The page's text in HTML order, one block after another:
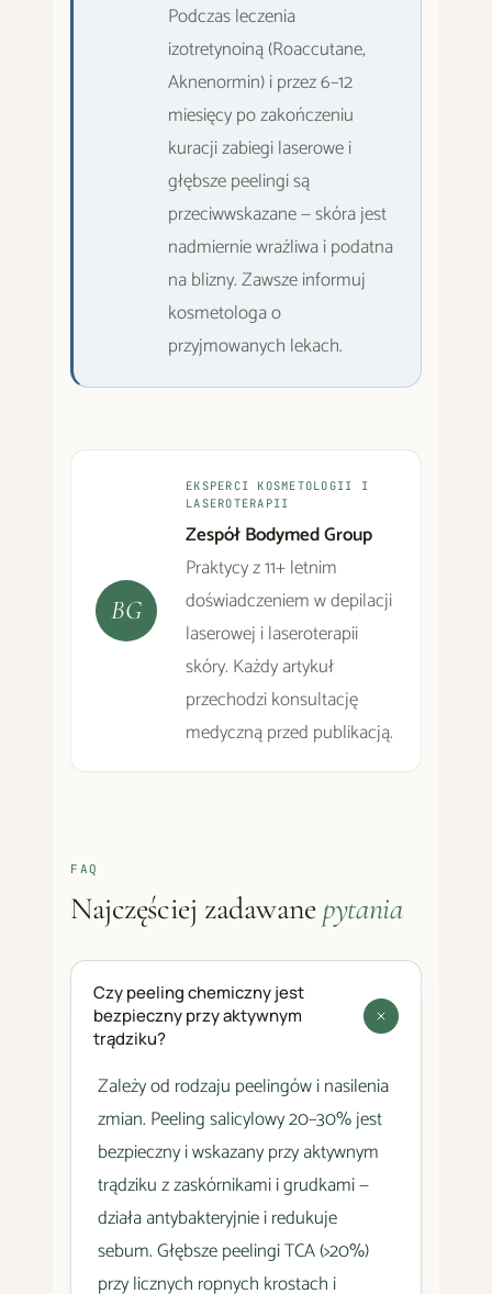
Podczas leczenia
izotretynoiną (Roaccutane,
Aknenormin) i przez 6–12
miesięcy po zakończeniu
kuracji zabiegi laserowe i
głębsze peelingi są
przeciwwskazane — skóra jest
nadmiernie wrażliwa i podatna
na blizny. Zawsze informuj
kosmetologa o
przyjmowanych lekach.
BG
EKSPERCI KOSMETOLOGII I
LASEROTERAPII
Zespół Bodymed Group
Praktycy z 11+ letnim
doświadczeniem w depilacji
laserowej i laseroterapii
skóry. Każdy artykuł
przechodzi konsultację
medyczną przed publikacją.
FAQ
Najczęściej zadawane pytania
Czy peeling chemiczny jest
bezpieczny przy aktywnym
trądziku?
Zależy od rodzaju peelingów i nasilenia
zmian. Peeling salicylowy 20–30% jest
bezpieczny i wskazany przy aktywnym
trądziku z zaskórnikami i grudkami —
działa antybakteryjnie i redukuje
sebum. Głębsze peelingi TCA (>20%)
przy licznych ropnych krostach i